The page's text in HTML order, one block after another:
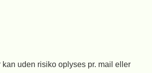
uden risiko oplyses pr. mail eller